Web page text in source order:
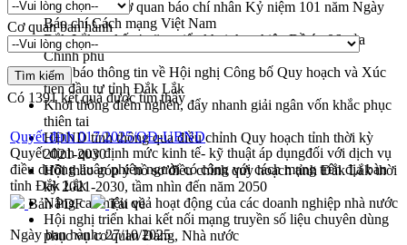
Gặp mặt các cơ quan báo chí nhân Kỷ niệm 101 năm Ngày
Báo chí Cách mạng Việt Nam
Đắk Lắk sơ kết 4 năm triển khai thực hiện Đề án 06 của
Chính phủ
Họp báo thông tin về Hội nghị Công bố Quy hoạch và Xúc
tiến đầu tư tỉnh Đắk Lắk
Khơi thông điểm nghẽn, đẩy nhanh giải ngân vốn khắc phục
thiên tai
HĐND tỉnh thông qua điều chỉnh Quy hoạch tỉnh thời kỳ
2021-2030
Hội thảo góp ý hồ sơ điều chỉnh quy hoạch tỉnh Đắk Lắk thời
kỳ 2021-2030, tầm nhìn đến năm 2050
Nâng cao hiệu quả hoạt động của các doanh nghiệp nhà nước
Hội nghị triển khai kết nối mạng truyền số liệu chuyên dùng
phục vụ cơ quan Đảng, Nhà nước
Cơ quan ban hành
Có 1391kết quả được tìm thấy
Quyết định 017/2025/QĐ-UBND
Quyết định quy định mức kinh tế- kỹ thuật áp dụngđối với dịch vụ
điều dưỡng liuân phiên người có công với cách mạng trên địa bàn
tỉnh Đắk Lắk
Bản PDF
Tải về
Ngày ban hành:27/10/2025